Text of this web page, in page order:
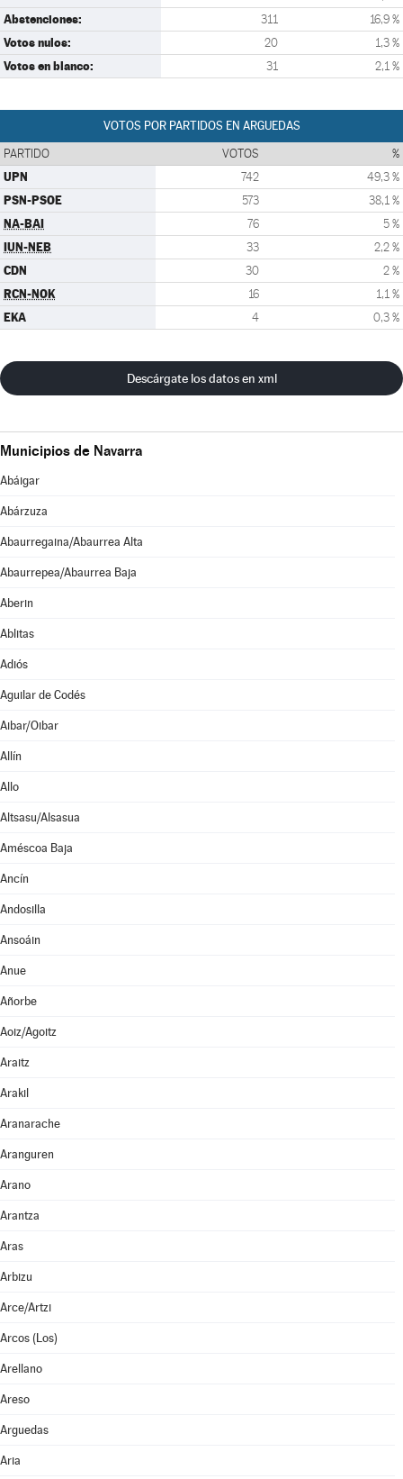
Abstenciones: 311 16,9 %
Votos nulos: 20 1,3 %
Votos en blanco: 31 2,1 %
VOTOS POR PARTIDOS EN ARGUEDAS
PARTIDO VOTOS %
UPN 742 49,3 %
PSN-PSOE 573 38,1 %
NA-BAI 76 5 %
IUN-NEB 33 2,2 %
CDN 30 2 %
RCN-NOK 16 1,1 %
EKA 4 0,3 %
Descárgate los datos en xml
Municipios de Navarra
Abáigar
Abárzuza
Abaurregaina/Abaurrea Alta
Abaurrepea/Abaurrea Baja
Aberin
Ablitas
Adiós
Aguilar de Codés
Aibar/Oibar
Allín
Allo
Altsasu/Alsasua
Améscoa Baja
Ancín
Andosilla
Ansoáin
Anue
Añorbe
Aoiz/Agoitz
Araitz
Arakil
Aranarache
Aranguren
Arano
Arantza
Aras
Arbizu
Arce/Artzi
Arcos (Los)
Arellano
Areso
Arguedas
Aria